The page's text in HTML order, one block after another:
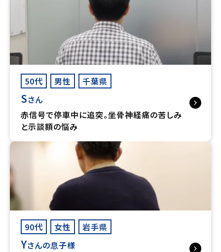
50代 男性 千葉県
Sさん
赤信号で停車中に追突。坐骨神経痛の苦しみ
と示談額の悩み
90代 女性 岩手県
Yさんの息子様